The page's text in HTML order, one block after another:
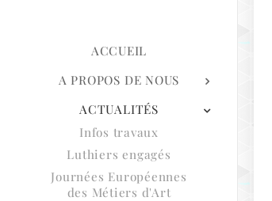
ACCUEIL
A PROPOS DE NOUS
ACTUALITÉS
Infos travaux
Luthiers engagés
Journées Européennes
des Métiers d'Art